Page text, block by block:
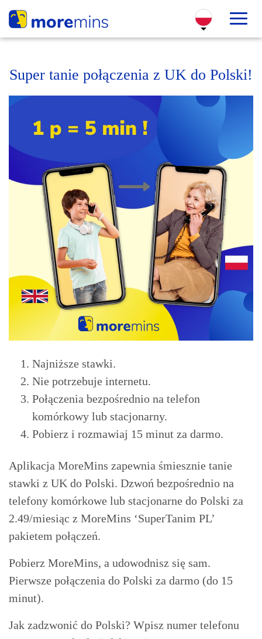
Super tanie połączenia z UK do Polski!
Najniższe stawki.
Nie potrzebuje internetu.
Połączenia bezpośrednio na telefon
komórkowy lub stacjonarny.
Pobierz i rozmawiaj 15 minut za darmo.
Aplikacja MoreMins zapewnia śmiesznie tanie
stawki z UK do Polski. Dzwoń bezpośrednio na
telefony komórkowe lub stacjonarne do Polski za
2.49/miesiąc z MoreMins ‘SuperTanim PL’
pakietem połączeń.
Pobierz MoreMins, a udowodnisz się sam.
Pierwsze połączenia do Polski za darmo (do 15
minut).
Jak zadzwonić do Polski? Wpisz numer telefonu